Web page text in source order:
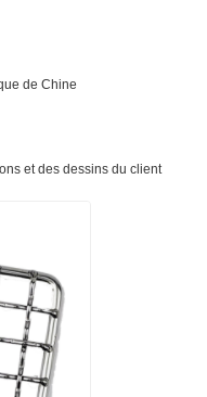
de Chine
et des dessins du client